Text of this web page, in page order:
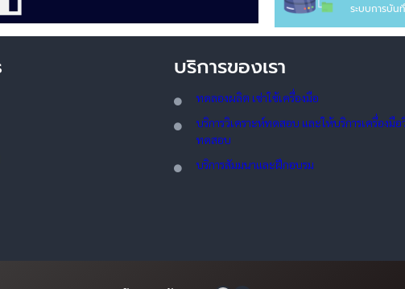
ระบบการบัน
บริการของเรา
ทดลองผลิต เช่าใช้เครื่องมือ
บริการวิเคราะห์ทดสอบ และให้บริการเครื่องมือ
ทดสอบ
บริการสัมมนาและฝึกอบรม